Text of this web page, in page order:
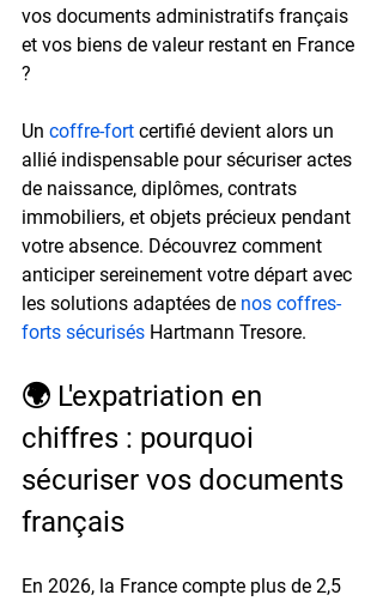
vos documents administratifs français
et vos biens de valeur restant en France
?
Un coffre-fort certifié devient alors un
allié indispensable pour sécuriser actes
de naissance, diplômes, contrats
immobiliers, et objets précieux pendant
votre absence. Découvrez comment
anticiper sereinement votre départ avec
les solutions adaptées de nos coffres-
forts sécurisés Hartmann Tresore.
🌍 L'expatriation en
chiffres : pourquoi
sécuriser vos documents
français
En 2026, la France compte plus de 2,5